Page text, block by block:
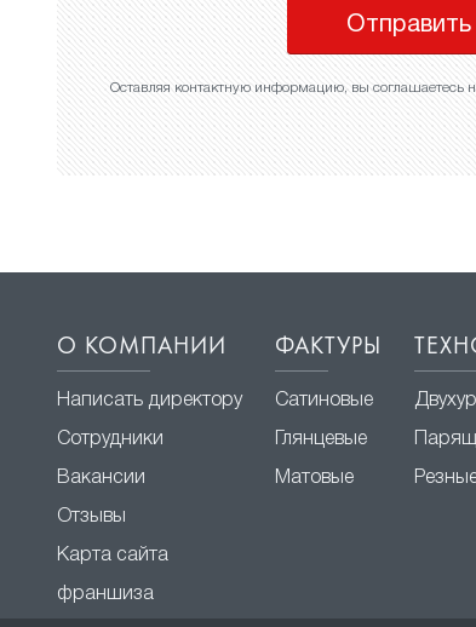
Отправить
Оставляя контактную информацию, вы соглашаетесь
О КОМПАНИИ
Написать директору
Сотрудники
Вакансии
Отзывы
Карта сайта
франшиза
ФАКТУРЫ
Сатиновые
Глянцевые
Матовые